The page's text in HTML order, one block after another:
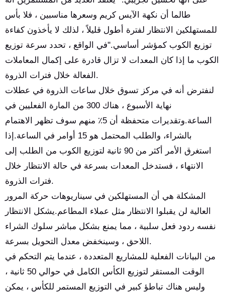
طالما أن نكهة الآيس كريم وسعرها مناسبين ، فلا بأس
للمستهلكين الانتظار لفترة أطول قليلاً ، لذلك لا يأخذون كفاءة
توزيع الكوب كمؤشر أساسي.''في الواقع ، تحدد سرعة توزيع
الكوب ما إذا كان المعدات لا تزال قادرة على إكمال المعاملات
الفعالة خلال فترات الذروة.
لنفترض أنه في مركز تسوق خلال ساعات الذروة في عطلات
نهاية الأسبوع ، هناك 300 من المارة الفعليين في
الساعة.وتقديرات متحفظة أن 5٪ منهم سوف تظهر الاهتمام
بالشراء، والطلب المحتمل هو 15 أوامر في الساعة.إذا
استغرق الأمر أكثر من 90 ثانية لتوزيع الكوب من الطلب إلى
الانتهاء ، فستدخل المعدات بسرعة في حالة الانتظار خلال
فترات الذروة.
المشكلة هي أن المستهلكين في سيناريوهات حركة المرور
العالية لن يقبلوا الانتظار مثل عملاء المطاعم.يشكل الانتظار
نفسه ردود فعل سلبية ، مما يمنع بشكل مباشر سلوك الشراء
اللاحق ، وسينخفض معدل التحويل بسرعة.
من البيانات الفعلية للمشاريع المتعددة ، عندما يتم التحكم في
الوقت المستقر لتوزيع الكأس الكامل في حوالي 50 ثانية ،
وليس هناك تباطؤ كبير في التوزيع المستمر للكأس ، يمكن